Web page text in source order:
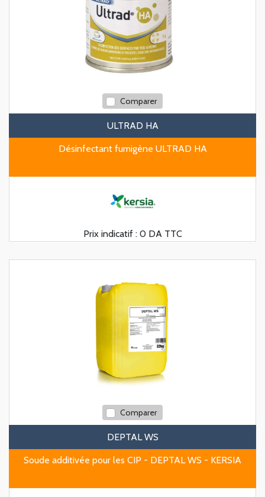
Comparer
ULTRAD HA
Désinfectant fumigène ULTRAD HA
Prix indicatif : 0 DA TTC
Comparer
DEPTAL WS
Soude additivée pour les CIP - DEPTAL WS - KERSIA